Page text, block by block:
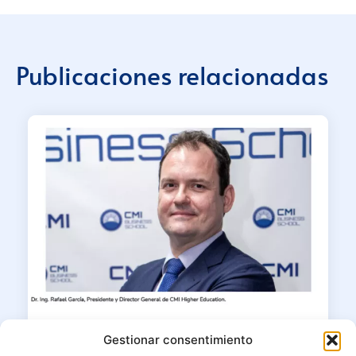
Gestionar consentimiento
Publicaciones relacionadas
23/06/2026